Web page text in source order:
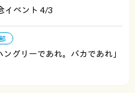
イベント 4/3
グリーであれ。バカであれ」